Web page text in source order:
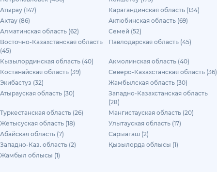
Атырау (147)
Карагандинская область (134)
Актау (86)
Актюбинская область (69)
Алматинская область (62)
Семей (52)
Восточно-Казахстанская область
(45)
Павлодарская область (45)
Кызылординская область (40)
Акмолинская область (40)
Костанайская область (39)
Северо-Казахстанская область (36)
Экибастуз (32)
Жамбылская область (30)
Атырауская область (30)
Западно-Казахстанская область
(28)
Туркестанская область (26)
Мангистауская область (20)
Жетысуская область (18)
Улытауская область (17)
Абайская область (7)
Сарыагаш (2)
Западно-Каз. область (2)
Қызылорда облысы (1)
Жамбыл облысы (1)